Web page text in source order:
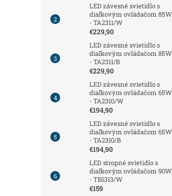
LED závesné svietidlo s
diaľkovým ovládačom 85W
- TA2311/W
€229,90
LED závesné svietidlo s
diaľkovým ovládačom 85W
- TA2311/B
€229,90
LED závesné svietidlo s
diaľkovým ovládačom 65W
- TA2310/W
€194,90
LED závesné svietidlo s
diaľkovým ovládačom 65W
- TA2310/B
€194,90
LED stropné svietidlo s
diaľkovým ovládačom 90W
- TB1313/W
€159